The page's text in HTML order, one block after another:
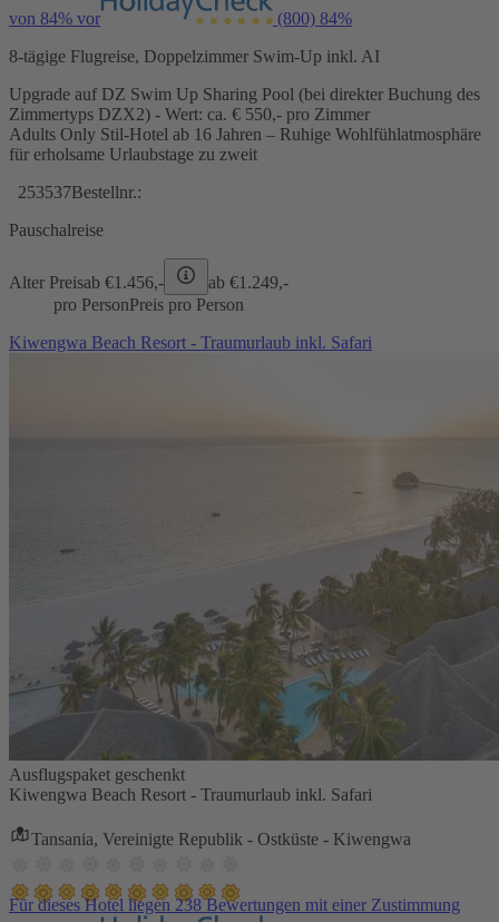
von 84% vor (800) 84%
8-tägige Flugreise, Doppelzimmer Swim-Up inkl. AI
Upgrade auf DZ Swim Up Sharing Pool (bei direkter Buchung des
Zimmertyps DZX2) - Wert: ca. € 550,- pro Zimmer
Adults Only Stil-Hotel ab 16 Jahren – Ruhige Wohlfühlatmosphäre
für erholsame Urlaubstage zu zweit
253537Bestellnr.:
Pauschalreise
Alter Preisab €1.456,- ab €1.249,-
pro PersonPreis pro Person
Kiwengwa Beach Resort - Traumurlaub inkl. Safari
Ausflugspaket geschenkt
Kiwengwa Beach Resort - Traumurlaub inkl. Safari
Tansania, Vereinigte Republik - Ostküste - Kiwengwa
Für dieses Hotel liegen 238 Bewertungen mit einer Zustimmung